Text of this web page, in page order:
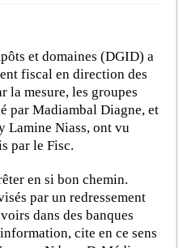
et domaines (DGID) a
fiscal en direction des
la mesure, les groupes
par Madiambal Diagne, et
Lamine Niass, ont vu
par le Fisc.
en si bon chemin.
par un redressement
dans des banques
cite en ce sens